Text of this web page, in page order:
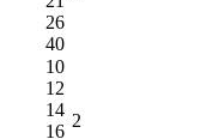
26
40
10
12
14
16
2